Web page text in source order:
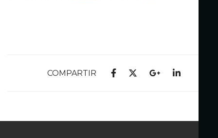
COMPARTIR